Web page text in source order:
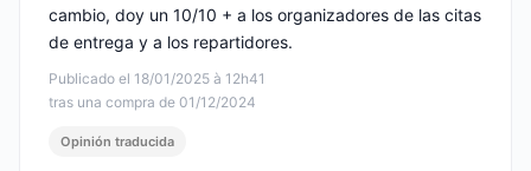
Publicado el 18/01/2025 à 12h41
tras una compra de 01/12/2024
cambio, doy un 10/10 + a los organizadores de las citas
de entrega y a los repartidores.
Opinión traducida